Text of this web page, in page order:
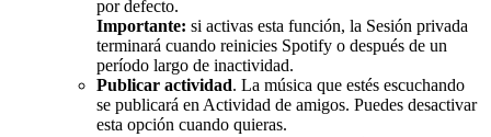
por defecto.
Importante: si activas esta función, la Sesión privada
terminará cuando reinicies Spotify o después de un
período largo de inactividad.
Publicar actividad. La música que estés escuchando
se publicará en Actividad de amigos. Puedes desactivar
esta opción cuando quieras.